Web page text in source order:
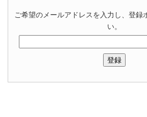
ご希望のメールアドレスを入力し、登録
い。